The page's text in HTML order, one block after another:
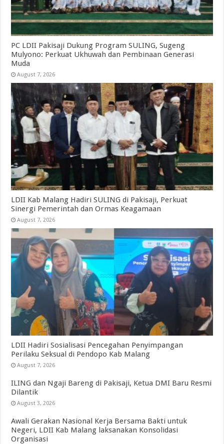
PC LDII Pakisaji Dukung Program SULING, Sugeng
Mulyono: Perkuat Ukhuwah dan Pembinaan Generasi
Muda
August 7, 2026
LDII Kab Malang Hadiri SULING di Pakisaji, Perkuat
Sinergi Pemerintah dan Ormas Keagamaan
August 7, 2026
LDII Hadiri Sosialisasi Pencegahan Penyimpangan
Perilaku Seksual di Pendopo Kab Malang
August 7, 2026
ILING dan Ngaji Bareng di Pakisaji, Ketua DMI Baru Resmi
Dilantik
August 3, 2026
Awali Gerakan Nasional Kerja Bersama Bakti untuk
Negeri, LDII Kab Malang laksanakan Konsolidasi
Organisasi